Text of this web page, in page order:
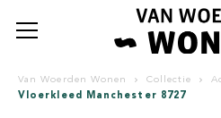
Van Woerden Wonen Collectie
Vloerkleed Manchester 8727